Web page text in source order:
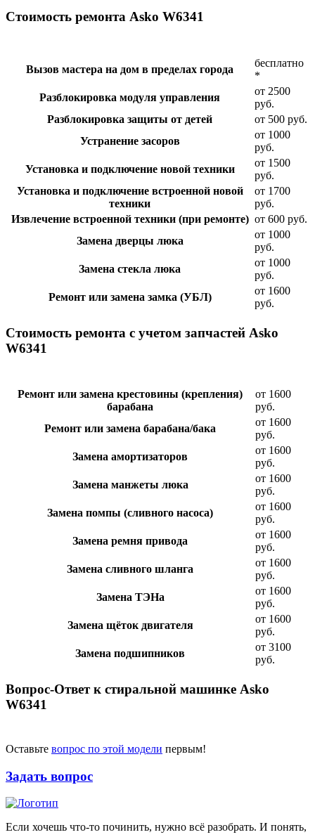
Стоимость ремонта Asko W6341
Вызов мастера на дом в пределах города
бесплатно
*
Разблокировка модуля управления
от 2500
руб.
Разблокировка защиты от детей
от 500 руб.
Устранение засоров
от 1000
руб.
Установка и подключение новой техники
от 1500
руб.
Установка и подключение встроенной новой
техники
от 1700
руб.
Извлечение встроенной техники (при ремонте) от 600 руб.
Замена дверцы люка
от 1000
руб.
Замена стекла люка
от 1000
руб.
Ремонт или замена замка (УБЛ)
от 1600
руб.
Стоимость ремонта с учетом запчастей Asko
W6341
Ремонт или замена крестовины (крепления)
барабана
от 1600
руб.
Ремонт или замена барабана/бака
от 1600
руб.
Замена амортизаторов
от 1600
руб.
Замена манжеты люка
от 1600
руб.
Замена помпы (сливного насоса)
от 1600
руб.
Замена ремня привода
от 1600
руб.
Замена сливного шланга
от 1600
руб.
Замена ТЭНа
от 1600
руб.
Замена щёток двигателя
от 1600
руб.
Замена подшипников
от 3100
руб.
Вопрос-Ответ к стиральной машинке Asko
W6341
Оставьте вопрос по этой модели первым!
Задать вопрос
Если хочешь что-то починить, нужно всё разобрать. И понять,